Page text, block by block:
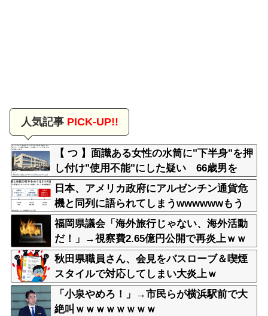
人気記事PICK-UP!!
【 つ 】面識ある女性の水筒に"下半身"を押
し付け"使用不能"にした疑い 66歳男を
「器物損壊」容疑で逮捕 札幌市
日本、アメリカ政府にアルゼンチン通貨危
機と同列に語られてしまうwwwwwwもう
すでに158円に戻る
福岡県議会「海外旅行じゃない、海外活動
だ！」→視察費2.65億円公開で再炎上ｗｗ
ｗ
秋田県職員さん、会見をバスローブ＆喫煙
スタイルで対応してしまい大炎上ｗ
「小泉やめろ！」→市民らが横浜駅前で大
絶叫ｗｗｗｗｗｗｗｗ